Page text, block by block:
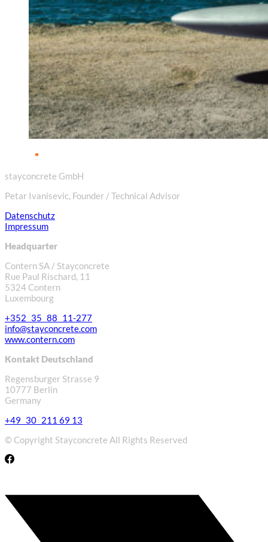
stayconcrete GmbH
Petar Ivanisevic, Founder / Technical Advisor
Datenschutz
Impressum
Headquarter
Contern SA / Stayconcrete
Rue Paul Rischard, 11
5324 Contern
Luxembourg
+352 35 88 11-277
info@stayconcrete.com
www.contern.com
Kontakt Deutschland
Regensburger Strasse 9
10777 Berlin
Germany
+49 30 211 69 13
© Copyright Stayconcrete All Rights Reserved